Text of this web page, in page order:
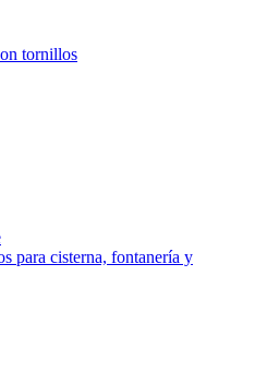
tornillos
para cisterna, fontanería y